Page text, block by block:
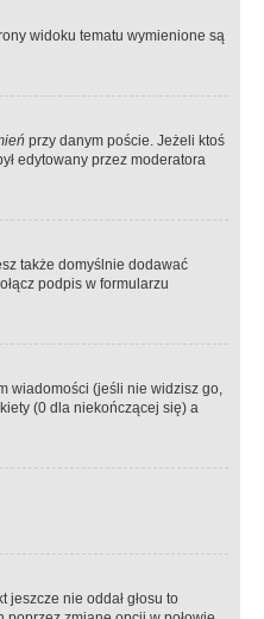
widoku tematu wymienione są
przy danym poście. Jeżeli ktoś
edytowany przez moderatora
także domyślnie dodawać
podpis w formularzu
wiadomości (jeśli nie widzisz go,
(0 dla niekończącej się) a
nie oddał głosu to